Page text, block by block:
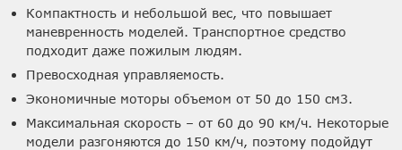
Компактность и небольшой вес, что повышает
маневренность моделей. Транспортное средство
подходит даже пожилым людям.
Превосходная управляемость.
Экономичные моторы объемом от 50 до 150 см3.
Максимальная скорость – от 60 до 90 км/ч. Некоторые
модели разгоняются до 150 км/ч, поэтому подойдут